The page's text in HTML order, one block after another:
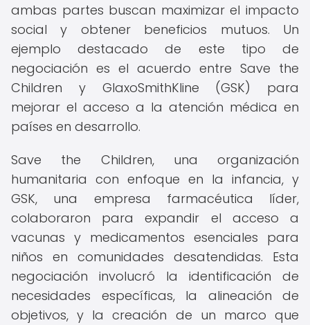
ambas partes buscan maximizar el impacto
social y obtener beneficios mutuos. Un
ejemplo destacado de este tipo de
negociación es el acuerdo entre Save the
Children y GlaxoSmithKline (GSK) para
mejorar el acceso a la atención médica en
países en desarrollo.
Save the Children, una organización
humanitaria con enfoque en la infancia, y
GSK, una empresa farmacéutica líder,
colaboraron para expandir el acceso a
vacunas y medicamentos esenciales para
niños en comunidades desatendidas. Esta
negociación involucró la identificación de
necesidades específicas, la alineación de
objetivos, y la creación de un marco que